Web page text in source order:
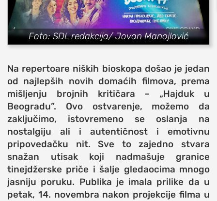
sport
fudbal
košarka
rukomet
e-sport
ostali sportovi
zabava
muzika
putovanja
moda i stil
studenti
organizacije
Foto: SDL redakcija/ Jovan Manojlović
Na repertoare niških bioskopa došao je jedan
od najlepših novih domaćih filmova, prema
mišljenju brojnih kritičara – „Hajduk u
Beogradu”. Ovo ostvarenje, možemo da
zaključimo, istovremeno se oslanja na
nostalgiju ali i autentičnost i emotivnu
pripovedačku nit. Sve to zajedno stvara
snažan utisak koji nadmašuje granice
tinejdžerske priče i šalje gledaocima mnogo
jasniju poruku. Publika je imala prilike da u
petak, 14. novembra nakon projekcije filma u